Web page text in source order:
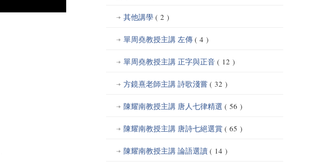
其他講學 ( 2 )
單周堯教授主講 左傳 ( 4 )
單周堯教授主講 正字與正音 ( 12 )
方鏡熹老師主講 詩歌淺嘗 ( 32 )
陳耀南教授主講 唐人七律精選 ( 56 )
陳耀南教授主講 唐詩七絕選賞 ( 65 )
陳耀南教授主講 論語選讀 ( 14 )